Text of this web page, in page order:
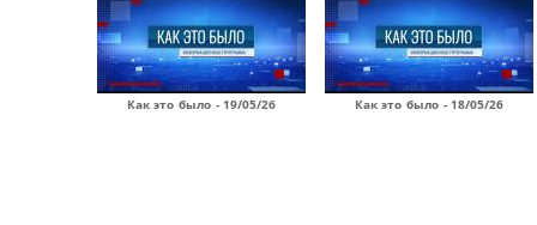
Как это было - 19/05/26 Как это было - 18/05/26